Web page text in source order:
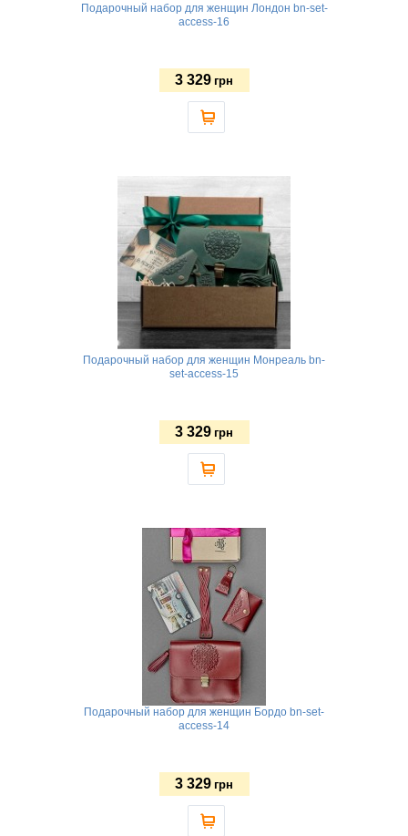
Подарочный набор для женщин Лондон bn-set-
access-16
3 329 грн
Подарочный набор для женщин Монреаль bn-
set-access-15
3 329 грн
Подарочный набор для женщин Бордо bn-set-
access-14
3 329 грн